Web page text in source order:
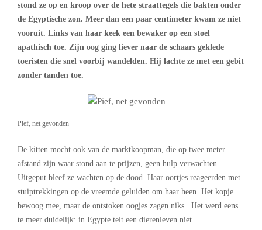
stond ze op en kroop over de hete straattegels die bakten onder
de Egyptische zon. Meer dan een paar centimeter kwam ze niet
vooruit. Links van haar keek een bewaker op een stoel
apathisch toe. Zijn oog ging liever naar de schaars geklede
toeristen die snel voorbij wandelden. Hij lachte ze met een gebit
zonder tanden toe.
Pief, net gevonden
De kitten mocht ook van de marktkoopman, die op twee meter
afstand zijn waar stond aan te prijzen, geen hulp verwachten.
Uitgeput bleef ze wachten op de dood. Haar oortjes reageerden met
stuiptrekkingen op de vreemde geluiden om haar heen. Het kopje
bewoog mee, maar de ontstoken oogjes zagen niks. Het werd eens
te meer duidelijk: in Egypte telt een dierenleven niet.